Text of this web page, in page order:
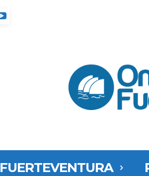
FUERTEVENTURA